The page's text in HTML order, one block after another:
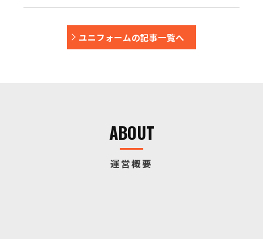
ユニフォームの記事一覧へ
ABOUT
運営概要